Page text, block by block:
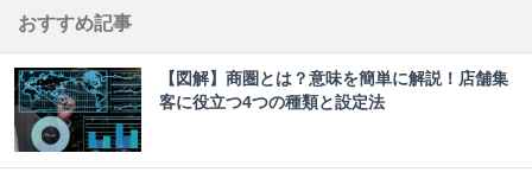
おすすめ記事
【図解】商圏とは？意味を簡単に解説！店舗集
客に役立つ4つの種類と設定法